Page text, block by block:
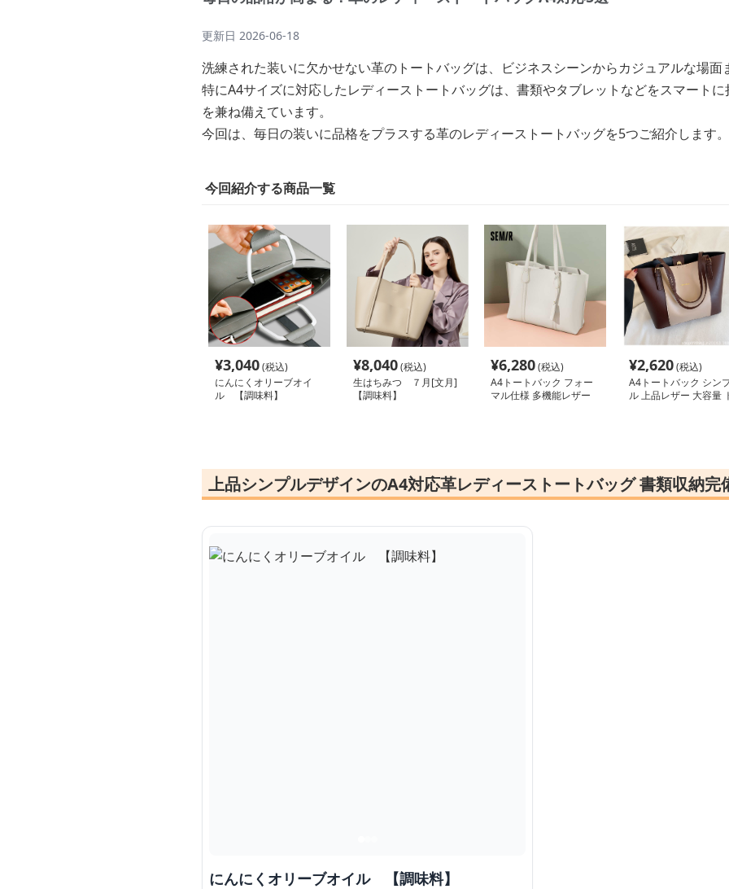
更新日 2026-06-18
洗練された装いに欠かせない革のトートバッグは、ビジネスシーンからカジュアルな場面
特にA4サイズに対応したレディーストートバッグは、書類やタブレットなどをスマート
を兼ね備えています。
今回は、毎日の装いに品格をプラスする革のレディーストートバッグを5つご紹介します。
今回紹介する商品一覧
¥3,040(税込)
にんにくオリーブオイ
ル 【調味料】
¥8,040(税込)
生はちみつ ７月[文月]
【調味料】
¥6,280(税込)
A4トートバック フォー
マル仕様 多機能レザー
¥2,620(税込)
A4トートバック シン
ル 上品レザー 大容量
上品シンプルデザインのA4対応革レディーストートバッグ 書類収納完
にんにくオリーブオイル 【調味料】